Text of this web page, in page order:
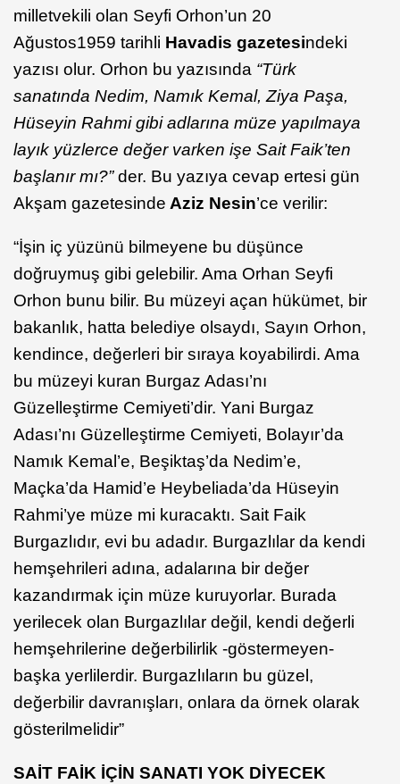
milletvekili olan Seyfi Orhon’un 20
Ağustos1959 tarihli Havadis gazetesindeki
yazısı olur. Orhon bu yazısında “Türk
sanatında Nedim, Namık Kemal, Ziya Paşa,
Hüseyin Rahmi gibi adlarına müze yapılmaya
layık yüzlerce değer varken işe Sait Faik’ten
başlanır mı?”der. Bu yazıya cevap ertesi gün
Akşam gazetesinde Aziz Nesin’ce verilir:
“İşin iç yüzünü bilmeyene bu düşünce
doğruymuş gibi gelebilir. Ama Orhan Seyfi
Orhon bunu bilir. Bu müzeyi açan hükümet, bir
bakanlık, hatta belediye olsaydı, Sayın Orhon,
kendince, değerleri bir sıraya koyabilirdi. Ama
bu müzeyi kuran Burgaz Adası’nı
Güzelleştirme Cemiyeti’dir. Yani Burgaz
Adası’nı Güzelleştirme Cemiyeti, Bolayır’da
Namık Kemal’e, Beşiktaş’da Nedim’e,
Maçka’da Hamid’e Heybeliada’da Hüseyin
Rahmi’ye müze mi kuracaktı. Sait Faik
Burgazlıdır, evi bu adadır. Burgazlılar da kendi
hemşehrileri adına, adalarına bir değer
kazandırmak için müze kuruyorlar. Burada
yerilecek olan Burgazlılar değil, kendi değerli
hemşehrilerine değerbilirlik -göstermeyen-
başka yerlilerdir. Burgazlıların bu güzel,
değerbilir davranışları, onlara da örnek olarak
gösterilmelidir”
SAİT FAİK İÇİN SANATI YOK DİYECEK